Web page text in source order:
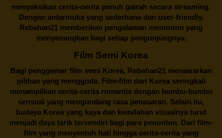
menyaksikan cerita-cerita penuh gairah secara streaming.
Dengan antarmuka yang sederhana dan user-friendly,
Rebahan21 memberikan pengalaman menonton yang
menyenangkan bagi setiap pengunjungnya.
Film Semi Korea
Bagi penggemar film semi Korea, Rebahan21menawarkan
pilihan yang menggoda. Film-film dari Korea seringkali
menampilkan cerita-cerita romantis dengan bumbu-bumbu
sensual yang mengundang rasa penasaran. Selain itu,
budaya Korea yang kaya dan keindahan visualnya turut
menjadi daya tarik tersendiri bagi para penonton. Dari film-
film yang menyentuh hati hingga cerita-cerita yang